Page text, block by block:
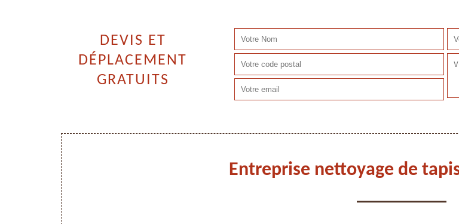
DEVIS ET
DÉPLACEMENT
GRATUITS
Entreprise nettoyage de